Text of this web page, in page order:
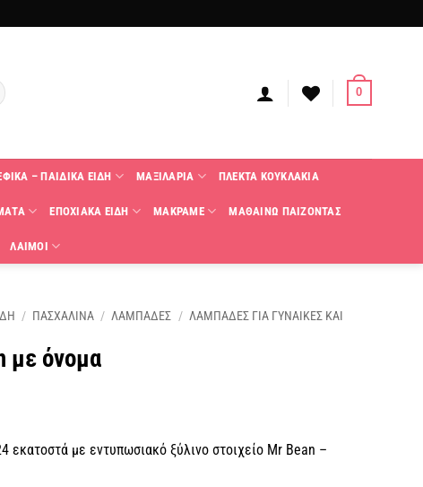
0
– ΠΑΙΔΙΚΑ ΕΙΔΗ ΜΑΞΙΛΑΡΙΑ ΠΛΕΚΤΑ KΟΥΚΛΑΚΙΑ
ΕΠΟΧΙΑΚΑ ΕΙΔΗ ΜΑΚΡΑΜΕ ΜΑΘΑΙΝΩ ΠΑΙΖΟΝΤΑΣ
ΛΑΙΜΟΙ
/ ΠΑΣΧΑΛΙΝΑ / ΛΑΜΠΑΔΕΣ / ΛΑΜΠΑΔΕΣ ΓΙΑ ΓΥΝΑΙΚΕΣ ΚΑΙ
με όνομα
εκατοστά με εντυπωσιακό ξύλινο στοιχείο Mr Bean –